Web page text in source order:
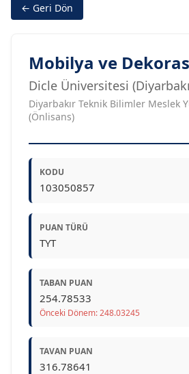
← Geri Dön
Mobilya ve
Dicle Üniversitesi
Diyarbakır Teknik Bilimler Meslek
(Önlisans)
KODU
103050857
PUAN TÜRÜ
TYT
TABAN PUAN
254.78533
Önceki Dönem: 248.03245
TAVAN PUAN
316.78641